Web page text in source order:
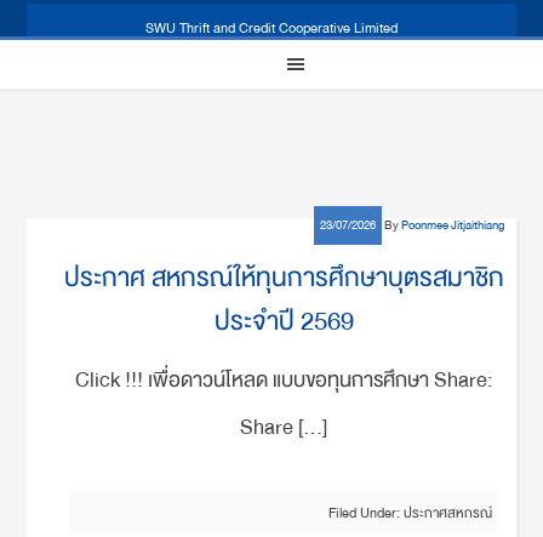
SWU Thrift and Credit Cooperative Limited
23/07/2026 ByPoonmee Jitjaithiang
ประกาศ สหกรณ์ให้ทุนการศึกษาบุตรสมาชิก
ประจำปี 2569
Click !!! เพื่อดาวน์โหลด แบบขอทุนการศึกษา Share:
Share […]
Filed Under:ประกาศสหกรณ์